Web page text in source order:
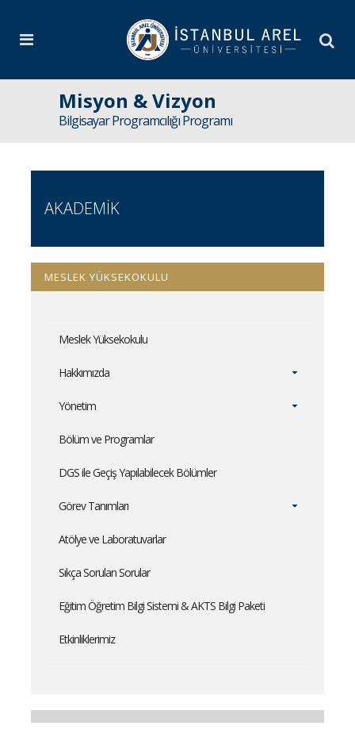
Misyon & Vizyon
Bilgisayar Programcılığı Programı
AKADEMİK
MESLEK YÜKSEKOKULU
Meslek Yüksekokulu
Hakkımızda
Yönetim
Bölüm ve Programlar
DGS ile Geçiş Yapılabilecek Bölümler
Görev Tanımları
Atölye ve Laboratuvarlar
Sıkça Sorulan Sorular
Eğitim Öğretim Bilgi Sistemi & AKTS Bilgi Paketi
Etkinliklerimiz